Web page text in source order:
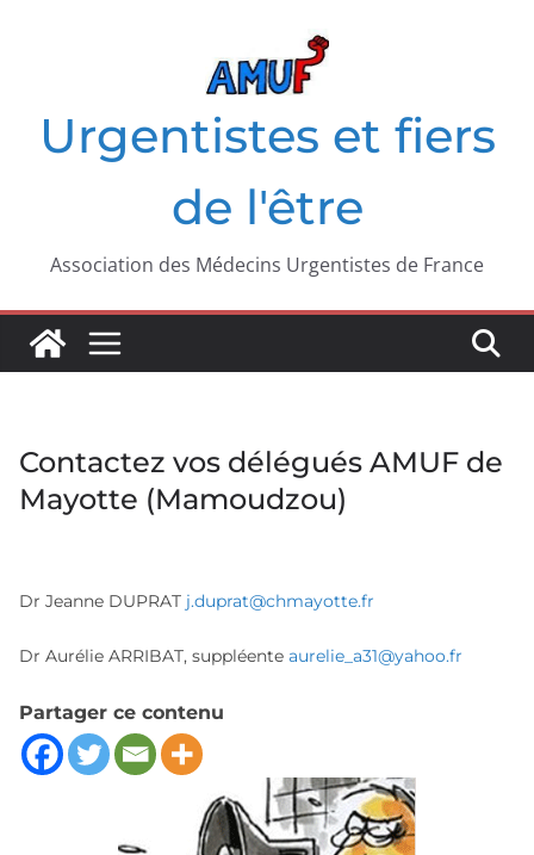
Urgentistes et fiers
de l'être
Association des Médecins Urgentistes de France
Contactez vos délégués AMUF de
Mayotte (Mamoudzou)
Dr Jeanne DUPRAT j.duprat@chmayotte.fr
Dr Aurélie ARRIBAT, suppléente aurelie_a31@yahoo.fr
Partager ce contenu